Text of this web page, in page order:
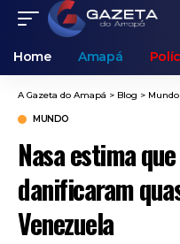
Home Amapá
A Gazeta do Amapá > Blog > Mundo
MUNDO
Nasa estima
danificaram
Venezuela